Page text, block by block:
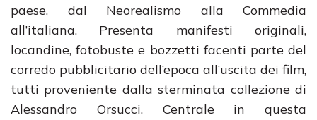
paese, dal Neorealismo alla Commedia
all’italiana. Presenta manifesti originali,
locandine, fotobuste e bozzetti facenti parte del
corredo pubblicitario dell’epoca all’uscita dei film,
tutti proveniente dalla sterminata collezione di
Alessandro Orsucci. Centrale in questa